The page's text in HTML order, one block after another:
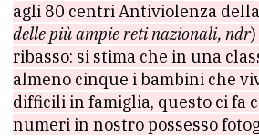
agli 80 centri Antiviolenza della
delle più ampie reti nazionali, ndr
ribasso: si stima che in una
almeno cinque i bambini che
difficili in famiglia, questo ci fa
numeri in nostro possesso